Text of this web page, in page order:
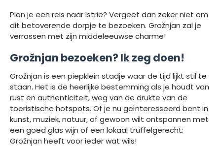
Plan je een reis naar Istrië? Vergeet dan zeker niet om
dit betoverende dorpje te bezoeken. Grožnjan zal je
verrassen met zijn middeleeuwse charme!
Grožnjan bezoeken? Ik zeg doen!
Grožnjan is een piepklein stadje waar de tijd lijkt stil te
staan. Het is de heerlijke bestemming als je houdt van
rust en authenticiteit, weg van de drukte van de
toeristische hotspots. Of je nu geïnteresseerd bent in
kunst, muziek, natuur, of gewoon wilt ontspannen met
een goed glas wijn of een lokaal truffelgerecht:
Grožnjan heeft voor ieder wat wils!